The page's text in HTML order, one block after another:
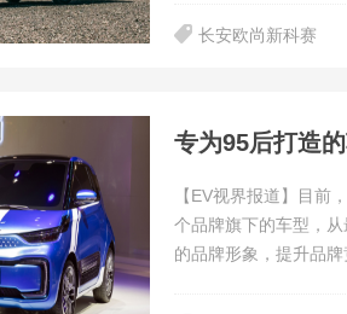
长安欧尚新科赛
专为95后打造
【EV视界报道】目前
个品牌旗下的车型，
的品牌形象，提升品